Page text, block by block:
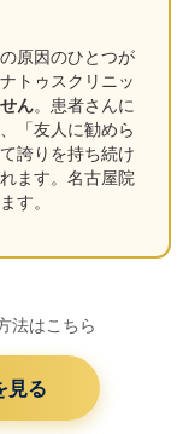
原因のひとつが
トゥスクリニッ
ん。患者さんに
「友人に勧めら
誇りを持ち続け
ます。名古屋院
す。
法はこちら
見る